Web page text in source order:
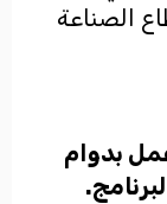
الصناعة
بدوام
.